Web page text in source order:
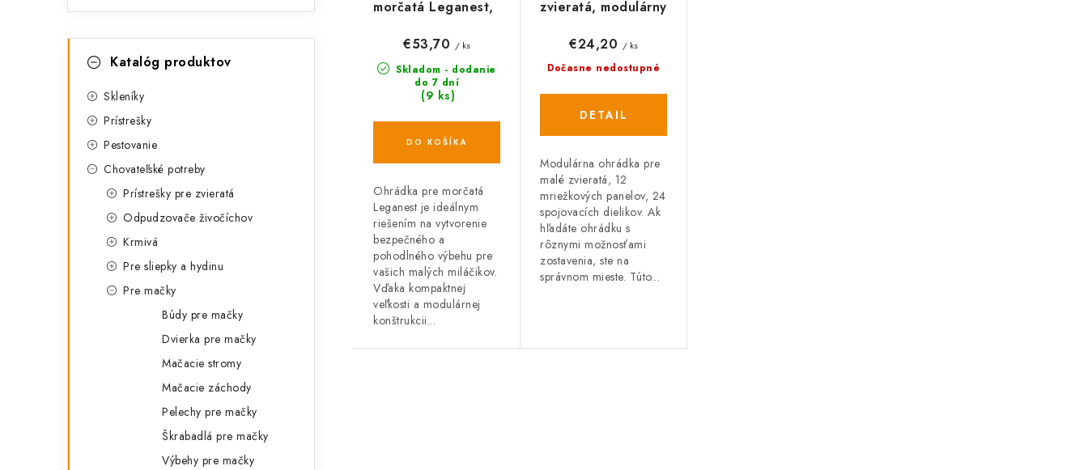
kategórieKatalóg produktov
Skleníky
Prístrešky
Pestovanie
Chovateľské potreby
Prístrešky pre zvieratá
Odpudzovače živočíchov
Krmivá
Pre sliepky a hydinu
Pre mačky
Búdy pre mačky
Dvierka pre mačky
Mačacie stromy
Mačacie záchody
Pelechy pre mačky
Škrabadlá pre mačky
Výbehy pre mačky
p
o
d
k
t
o
v
morčatá Leganest,
30x30cm, dvierka
25x23 cm
Skladom - dodanie
do 7 dní
(9 ks)
€53,70 / ks
DO KOŠÍKA
Ohrádka pre morčatá
Leganest je ideálnym
riešením na vytvorenie
bezpečného a
pohodlného výbehu pre
vašich malých miláčikov.
Vďaka kompaktnej
veľkosti a modulárnej
konštrukcii...
zvieratá, modulárny
35x35 cm
Dočasne nedostupné
€24,20 / ks
DETAIL
Modulárna ohrádka pre
malé zvieratá, 12
mriežkových panelov, 24
spojovacích dielikov. Ak
hľadáte ohrádku s
rôznymi možnosťami
zostavenia, ste na
správnom mieste. Túto...